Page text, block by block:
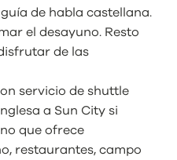
de habla castellana.
el desayuno. Resto
de las
servicio de shuttle
a Sun City si
que ofrece
restaurantes, campo